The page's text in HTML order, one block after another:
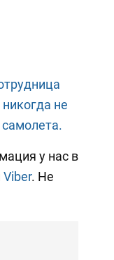
не
самолета.
у нас в
Viber. Не